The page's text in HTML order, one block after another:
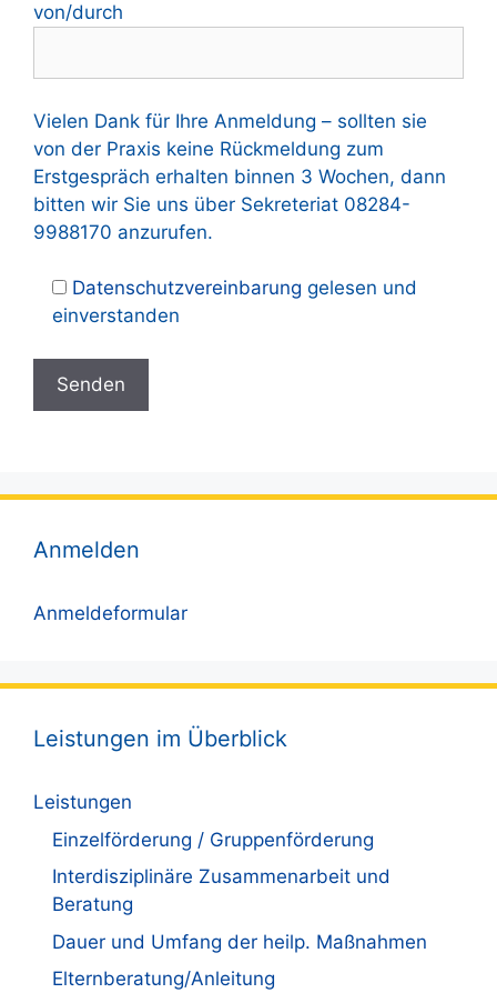
von/durch
Vielen Dank für Ihre Anmeldung – sollten sie
von der Praxis keine Rückmeldung zum
Erstgespräch erhalten binnen 3 Wochen, dann
bitten wir Sie uns über Sekreteriat 08284-
9988170 anzurufen.
Datenschutzvereinbarung gelesen und
einverstanden
Anmelden
Anmeldeformular
Leistungen im Überblick
Leistungen
Einzelförderung / Gruppenförderung
Interdisziplinäre Zusammenarbeit und
Beratung
Dauer und Umfang der heilp. Maßnahmen
Elternberatung/Anleitung